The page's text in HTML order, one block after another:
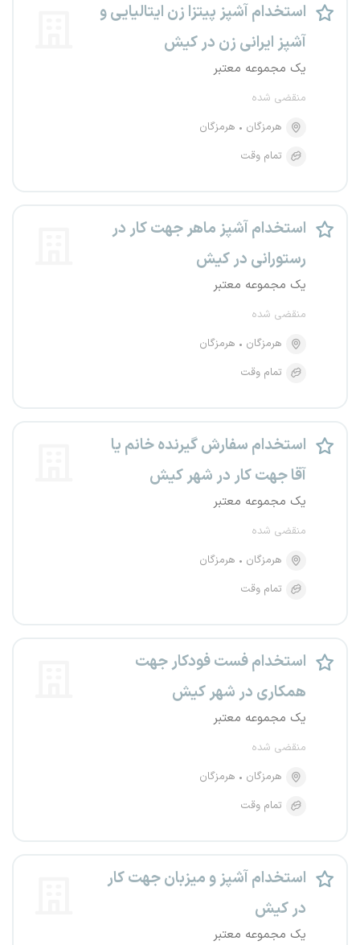
استخدام آشپز پیتزا زن ایتالیایی و
آشپز ایرانی زن در کیش
یک مجموعه معتبر
منقضی شده
هرمزگان
هرمزگان
تمام وقت
استخدام آشپز ماهر جهت کار در
رستورانی در کیش
یک مجموعه معتبر
منقضی شده
هرمزگان
هرمزگان
تمام وقت
استخدام سفارش گیرنده خانم یا
آقا جهت کار در شهر کیش
یک مجموعه معتبر
منقضی شده
هرمزگان
هرمزگان
تمام وقت
استخدام فست فودکار جهت
همکاری در شهر کیش
یک مجموعه معتبر
منقضی شده
هرمزگان
هرمزگان
تمام وقت
استخدام آشپز و میزبان جهت کار
در کیش
یک مجموعه معتبر